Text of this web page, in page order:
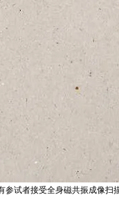
试者接受全身磁共振成像